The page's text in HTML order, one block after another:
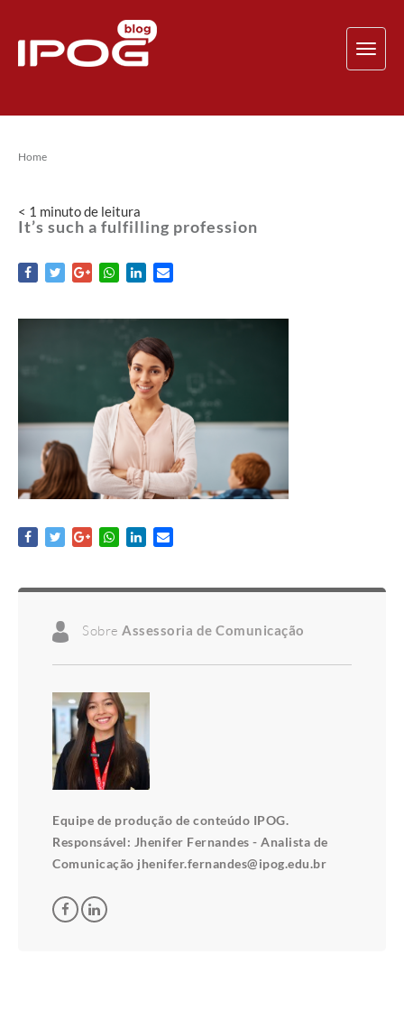
Home
< 1 minutode leitura
It’s such a fulfilling profession
Sobre Assessoria de Comunicação
Equipe de produção de conteúdo IPOG.
Responsável: Jhenifer Fernandes - Analista de
Comunicação jhenifer.fernandes@ipog.edu.br